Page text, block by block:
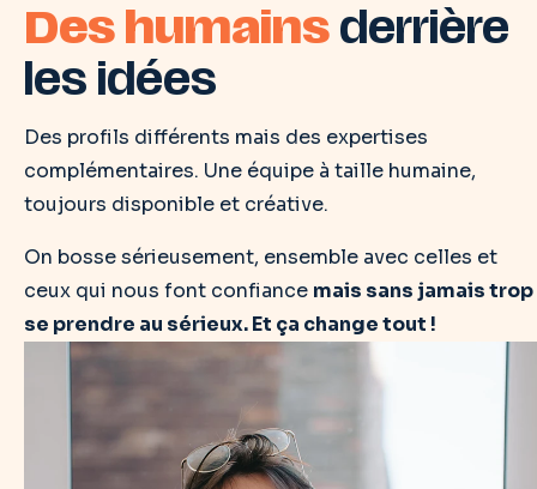
Des humainsderrière
les idées
Des profils différents mais des expertises
complémentaires. Une équipe à taille humaine,
toujours disponible et créative.
On bosse sérieusement, ensemble avec celles et
ceux qui nous font confiance mais sans jamais trop
se prendre au sérieux. Et ça change tout !